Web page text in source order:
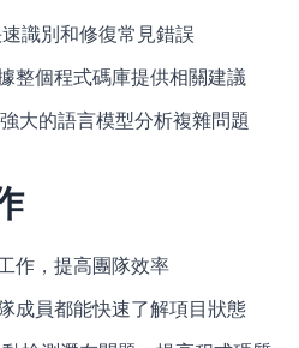
速識別和修復常見錯誤
整個程式碼庫提供相關建議
強大的語言模型分析複雜問題
作，提高團隊效率
成員都能快速了解項目狀態